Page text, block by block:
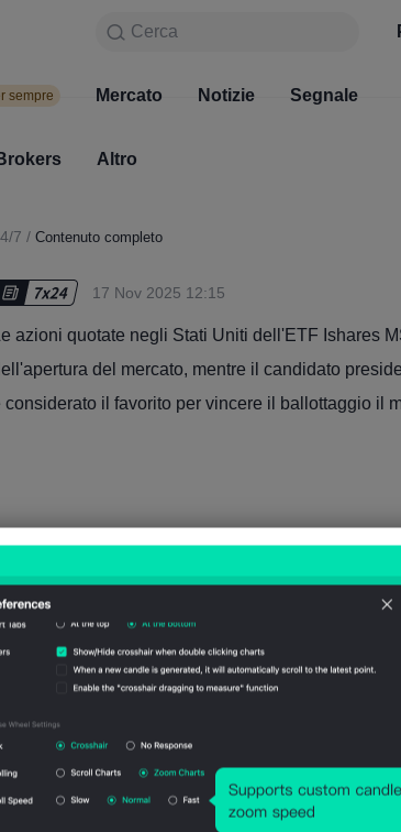
Cerca
Grafico Gratis per sempre Mercato
Prodotto
sempre Mercato Notizie Segnale
Altro
7 / Contenuto completo
17 Nov 2025 12:15
azioni quotate negli Stati Uniti dell'ETF Ishares
del mercato, mentre il candidato
considerato il favorito per vincere il ballottaggio il